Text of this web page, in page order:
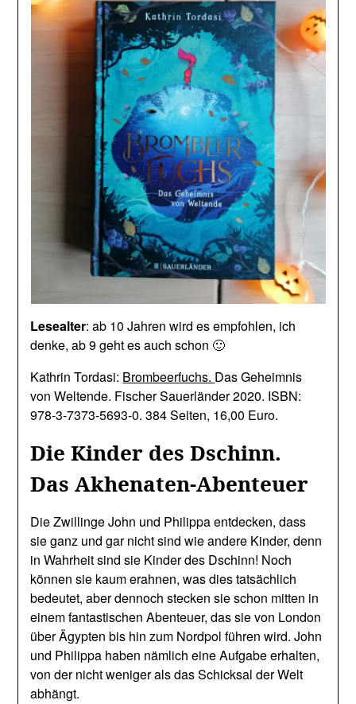
Lesealter: ab 10 Jahren wird es empfohlen, ich
denke, ab 9 geht es auch schon 🙂
Kathrin Tordasi: Brombeerfuchs. Das Geheimnis
von Weltende. Fischer Sauerländer 2020. ISBN:
978-3-7373-5693-0. 384 Seiten, 16,00 Euro.
Die Kinder des Dschinn.
Das Akhenaten-Abenteuer
Die Zwillinge John und Philippa entdecken, dass
sie ganz und gar nicht sind wie andere Kinder, denn
in Wahrheit sind sie Kinder des Dschinn! Noch
können sie kaum erahnen, was dies tatsächlich
bedeutet, aber dennoch stecken sie schon mitten in
einem fantastischen Abenteuer, das sie von London
über Ägypten bis hin zum Nordpol führen wird. John
und Philippa haben nämlich eine Aufgabe erhalten,
von der nicht weniger als das Schicksal der Welt
abhängt.